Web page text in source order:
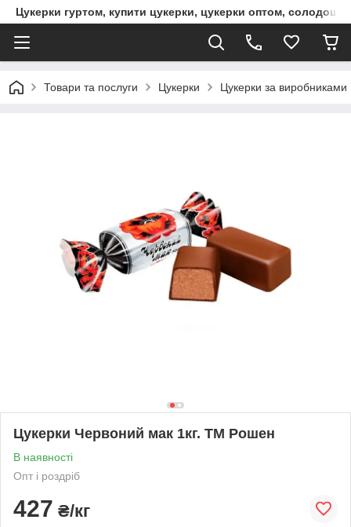
Цукерки гуртом, купити цукерки, цукерки оптом, солодощі
Товари та послуги Цукерки Цукерки за виробниками
Цукерки Червоний мак 1кг. ТМ Рошен
В наявності
Опт і роздріб
427 ₴/кг